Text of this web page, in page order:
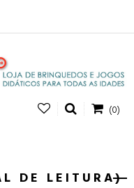
(0)
DE LEITURA)